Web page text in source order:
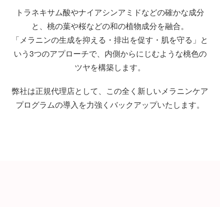
トラネキサム酸やナイアシンアミドなどの確かな成分
と、桃の葉や桜などの和の植物成分を融合。
「メラニンの生成を抑える・排出を促す・肌を守る」と
いう3つのアプローチで、内側からにじむような桃色の
ツヤを構築します。
弊社は正規代理店として、この全く新しいメラニンケア
プログラムの導入を力強くバックアップいたします。